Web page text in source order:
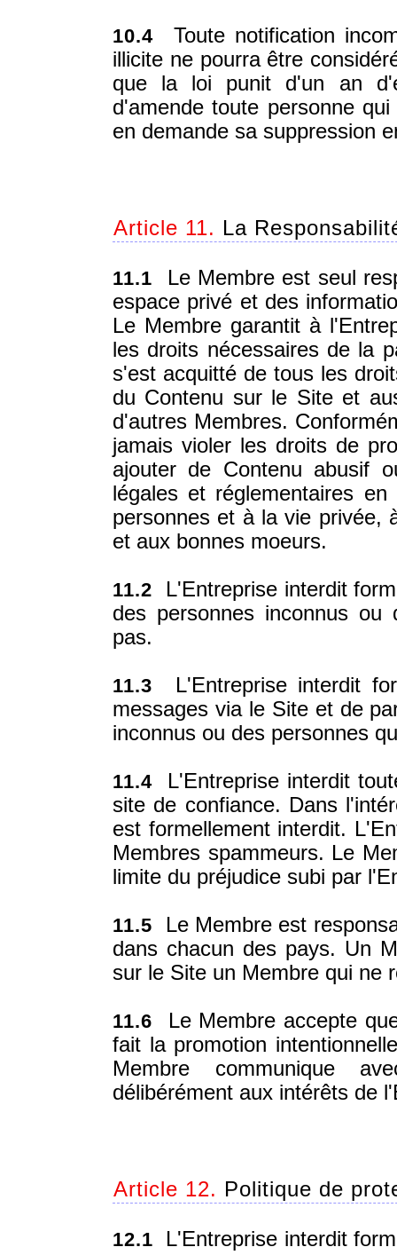
10.4 Toute notification
illicite ne pourra être
que la loi punit d'un an
d'amende toute personne
en demande sa suppression
Article 11. La
11.1 Le Membre est seul
espace privé et des
Le Membre garantit à
les droits nécessaires de la
s'est acquitté de tous les
du Contenu sur le Site et
d'autres Membres.
jamais violer les droits de
ajouter de Contenu abusif
légales et réglementaires
personnes et à la vie privée,
et aux bonnes moeurs.
11.2 L'Entreprise interdit
des personnes inconnus
pas.
11.3 L'Entreprise interdit
messages via le Site et de
inconnus ou des personnes
11.4 L'Entreprise interdit
site de confiance. Dans
est formellement interdit.
Membres spammeurs. Le
limite du préjudice subi par
11.5 Le Membre est
dans chacun des pays. Un
sur le Site un Membre qui ne
11.6 Le Membre accepte
fait la promotion
Membre communique
délibérément aux intérêts de
Article 12. Politique de
12.1 L'Entreprise interdit